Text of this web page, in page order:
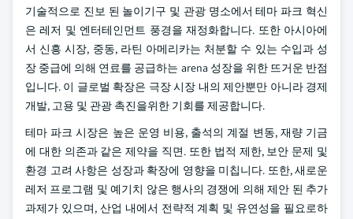
기술적으로 진보 된 놀이기구 및 관광 명소에서 테마 파크 혁신
은 레저 및 엔터테인먼트 풍경을 재정화합니다. 또한 아시아에
서 신흥 시장, 중동, 라틴 아메리카는 처분할 수 있는 수입과 성
장 중급에 의해 연료를 공급하는 arena 성장을 위한 뜨거운 반점
입니다. 이 글로벌 확장은 극장 시장 내의 제안뿐만 아니라 경제
개발, 고용 및 관광 촉진을위한 기회를 제공합니다.
테마 파크 시장은 높은 운영 비용, 출석의 계절 변동, 재량 기금
에 대한 의존과 같은 제약을 직면. 또한 법적 제한, 보안 문제 및
환경 고려 사항은 성장과 확장에 영향을 미칩니다. 또한, 새로운
레저 프로그램 및 예기치 않은 행사의 경쟁에 의해 제안 된 추가
과제가 있으며, 산업 내에서 전략적 계획 및 유연성을 필요로하